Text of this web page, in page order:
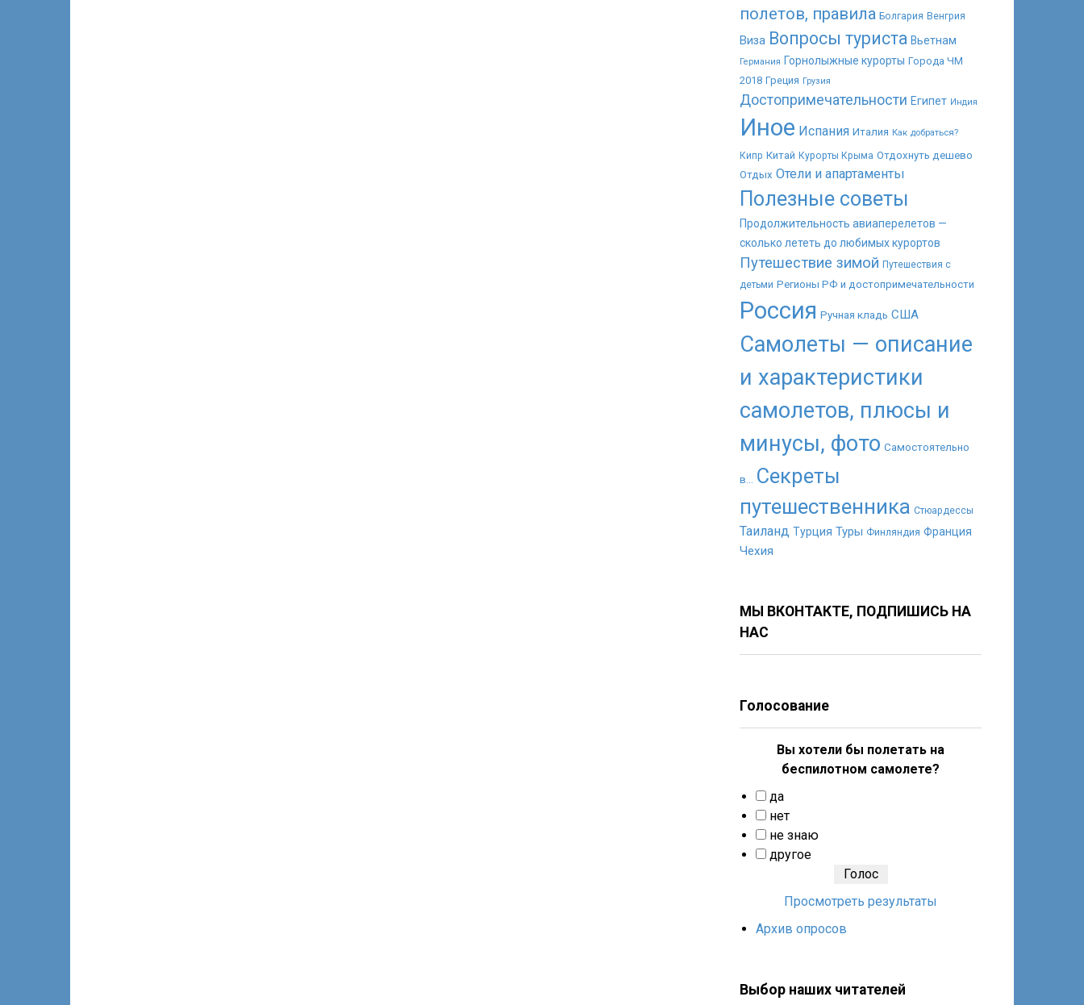
полетов, правила Болгария Венгрия
Виза Вопросы туриста Вьетнам
Германия Горнолыжные курорты Города ЧМ
2018 Греция Грузия
Достопримечательности Египет Индия
Иное Испания Италия Как добраться?
Кипр Китай Курорты Крыма Отдохнуть дешево
Отдых Отели и апартаменты
Полезные советы
Продолжительность авиаперелетов —
сколько лететь до любимых курортов
Путешествие зимой Путешествия с
детьми Регионы РФ и достопримечательности
Россия Ручная кладь США
Самолеты — описание
и характеристики
самолетов, плюсы и
минусы, фото Самостоятельно
в... Секреты
путешественника Стюардессы
Таиланд Турция Туры Финляндия Франция
Чехия
МЫ ВКОНТАКТЕ, ПОДПИШИСЬ НА
НАС
Голосование
Вы хотели бы полетать на
беспилотном самолете?
да
нет
не знаю
другое
Просмотреть результаты
Архив опросов
Выбор наших читателей